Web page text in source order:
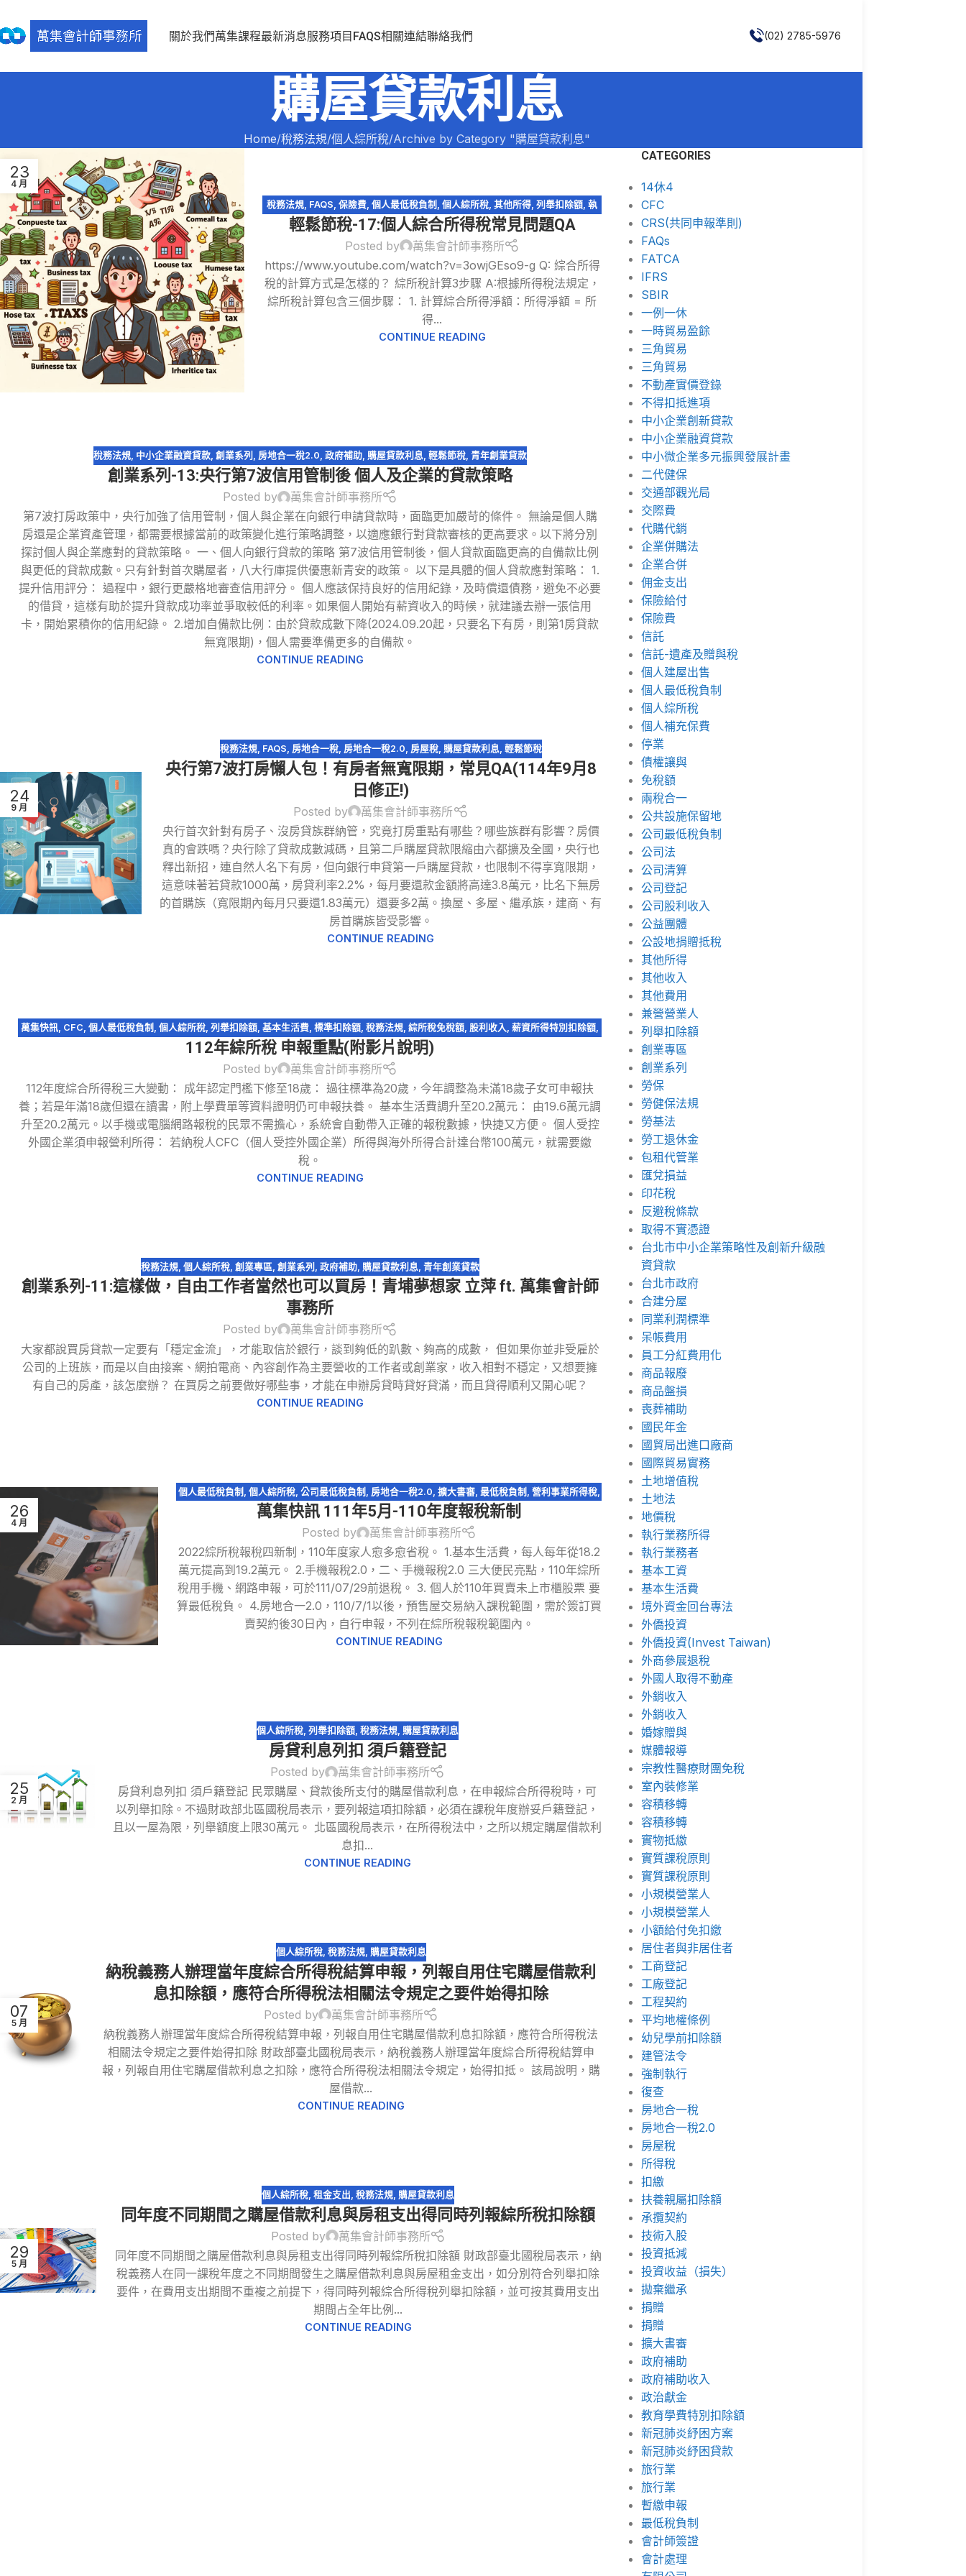
關於我們萬集課程最新消息服務項目 FAQS相關連結聯絡我們 (02) 2785-5976
購屋貸款利息
Home 稅務法規 個人綜所稅 Archive by Category "購屋貸款利息"
23
4 月
稅務法規, FAQS,保險費,個人最低稅負制 ,個人綜所稅,其他所得,列舉扣除額,執
行業務所得,幼兒學前扣除額,扶養親屬扣除額,教育學費特別扣除額,綜所稅免稅
薪資所得 購屋貸款利息, 輕鬆節稅,輕鬆節稅-綜所稅
輕鬆節稅-17:個人綜合所得稅常見問題QA
Posted by
萬集會計師事務所
https://www.youtube.com/watch?v=3owjGEso9-g Q: 綜合所得
稅的計算方式是怎樣的？ 綜所稅計算3步驟 A:根據所得稅法規定，
綜所稅計算包含三個步驟： 1. 計算綜合所得淨額：所得淨額 = 所
得...
CONTINUE READING
24
9 月
稅務法規, 中小企業融資貸款, 創業系列 , 房地合一稅2.0, 政府補助, 購屋貸款利息, 輕鬆節稅, 青年創業貸款
創業系列-13:央行第7波信用管制後 個人及企業的貸款策略
Posted by
萬集會計師事務所
第7波打房政策中，央行加強了信用管制，個人與企業在向銀行申請貸款時，面臨更加嚴苛的條件。 無論是個人購
房還是企業資產管理，都需要根據當前的政策變化進行策略調整，以適應銀行對貸款審核的更高要求。以下將分別
探討個人與企業應對的貸款策略。 一、個人向銀行貸款的策略 第7波信用管制後，個人貸款面臨更高的自備款比例
與更低的貸款成數。只有針對首次購屋者，八大行庫提供優惠新青安的政策。 以下是具體的個人貸款應對策略： 1.
提升信用評分： 過程中，銀行更嚴格地審查信用評分。 個人應該保持良好的信用紀錄，及時償還債務，避免不必要
的借貸，這樣有助於提升貸款成功率並爭取較低的利率。如果個人開始有薪資收入的時候，就建議去辦一張信用
卡，開始累積你的信用紀錄。 2.增加自備款比例：由於貸款成數下降(2024.09.20起，只要名下有房，則第1房貸款
無寬限期)，個人需要準備更多的自備款。
CONTINUE READING
24
9 月
稅務法規, FAQS, 房地合一稅, 房地合一稅2.0, 房屋稅, 購屋貸款利息, 輕鬆節稅
央行第7波打房懶人包！有房者無寬限期，常見QA(114年9月8
日修正!)
Posted by
萬集會計師事務所
央行首次針對有房子、沒房貸族群納管，究竟打房重點有哪些？哪些族群有影響？房價
真的會跌嗎？央行除了貸款成數減碼，且第二戶購屋貸款限縮由六都擴及全國，央行也
釋出新招，連自然人名下有房，但向銀行申貸第一戶購屋貸款，也限制不得享寬限期，
這意味著若貸款1000萬，房貸利率2.2%，每月要還款金額將高達3.8萬元，比名下無房
的首購族（寬限期內每月只要還1.83萬元）還要多2萬。換屋、多屋、繼承族，建商、有
房首購族皆受影響。
CONTINUE READING
13
5 月
萬集快訊 CFC ,個人最低稅負制 ,個人綜所稅 ,列舉扣除額 ,基本生活費 ,標準扣除額 ,稅務法規 ,綜所稅免稅額 股利收入 ,薪資所得特別扣除額
財產交易損益,購屋貸款利息
112年綜所稅 申報重點(附影片說明)
Posted by
萬集會計師事務所
112年度綜合所得稅三大變動： 成年認定門檻下修至18歲： 過往標準為20歲，今年調整為未滿18歲子女可申報扶
養；若是年滿18歲但還在讀書，附上學費單等資料證明仍可申報扶養。 基本生活費調升至20.2萬元： 由19.6萬元調
升至20.2萬元。以手機或電腦網路報稅的民眾不需擔心，系統會自動帶入正確的報稅數據，快捷又方便。 個人受控
外國企業須申報營利所得： 若納稅人CFC（個人受控外國企業）所得與海外所得合計達台幣100萬元，就需要繳
稅。
CONTINUE READING
23
4 月
稅務法規, 個人綜所稅, 創業專區 創業系列 政府補助, 購屋貸款利息 青年創業貸款
創業系列-11:這樣做，自由工作者當然也可以買房！青埔夢想家 立萍 ft. 萬集會計師
事務所
Posted by
萬集會計師事務所
大家都說買房貸款一定要有「穩定金流」，才能取信於銀行，談到夠低的趴數、夠高的成數， 但如果你並非受雇於
公司的上班族，而是以自由接案、網拍電商、內容創作為主要營收的工作者或創業家，收入相對不穩定，又想要擁
有自己的房產，該怎麼辦？ 在買房之前要做好哪些事，才能在申辦房貸時貸好貸滿，而且貸得順利又開心呢？
CONTINUE READING
26
4 月
個人最低稅負制 個人綜所稅, 公司最低稅負制 房地合一稅2.0 擴大書審, 最低稅負制 營利事業所得稅,
稅務法規, 股利收入 ,萬集快訊,購屋貸款利息
萬集快訊 111年5月-110年度報稅新制
Posted by
萬集會計師事務所
2022綜所稅報稅四新制，110年度家人愈多愈省稅。 1.基本生活費，每人每年從18.2
萬元提高到19.2萬元。 2.手機報稅2.0，二、手機報稅2.0 三大便民亮點，110年綜所
稅用手機、網路申報，可於111/07/29前退稅。 3. 個人於110年買賣未上市櫃股票 要
算最低稅負。 4.房地合一2.0，110/7/1以後，預售屋交易納入課稅範圍，需於簽訂買
賣契約後30日內，自行申報，不列在綜所稅報稅範圍內。
CONTINUE READING
25
2 月
個人綜所稅, 列舉扣除額, 稅務法規, 購屋貸款利息
房貸利息列扣 須戶籍登記
Posted by
萬集會計師事務所
房貸利息列扣 須戶籍登記 民眾購屋、貸款後所支付的購屋借款利息，在申報綜合所得稅時，可
以列舉扣除。不過財政部北區國稅局表示，要列報這項扣除額，必須在課稅年度辦妥戶籍登記，
且以一屋為限，列舉額度上限30萬元。 北區國稅局表示，在所得稅法中，之所以規定購屋借款利
息扣...
CONTINUE READING
07
5 月
個人綜所稅, 稅務法規, 購屋貸款利息
納稅義務人辦理當年度綜合所得稅結算申報，列報自用住宅購屋借款利
息扣除額，應符合所得稅法相關法令規定之要件始得扣除
Posted by
萬集會計師事務所
納稅義務人辦理當年度綜合所得稅結算申報，列報自用住宅購屋借款利息扣除額，應符合所得稅法
相關法令規定之要件始得扣除 財政部臺北國稅局表示，納稅義務人辦理當年度綜合所得稅結算申
報，列報自用住宅購屋借款利息之扣除，應符合所得稅法相關法令規定，始得扣抵。 該局說明，購
屋借款...
CONTINUE READING
29
5 月
個人綜所稅 ,租金支出 ,稅務法規 購屋貸款利息
同年度不同期間之購屋借款利息與房租支出得同時列報綜所稅扣除額
Posted by
萬集會計師事務所
同年度不同期間之購屋借款利息與房租支出得同時列報綜所稅扣除額 財政部臺北國稅局表示，納
稅義務人在同一課稅年度之不同期間發生之購屋借款利息與房屋租金支出，如分別符合列舉扣除
要件，在費用支出期間不重複之前提下，得同時列報綜合所得稅列舉扣除額，並可按其費用支出
期間占全年比例...
CONTINUE READING
CATEGORIES
14休4
CFC
CRS(共同申報準則)
FAQs
FATCA
IFRS
SBIR
一例一休
一時貿易盈餘
三角貿易
三角貿易
不動產實價登錄
不得扣抵進項
中小企業創新貸款
中小企業融資貸款
中小微企業多元振興發展計畫
二代健保
交通部觀光局
交際費
代購代銷
企業併購法
企業合併
佣金支出
保險給付
保險費
信託
信託-遺產及贈與稅
個人建屋出售
個人最低稅負制
個人綜所稅
個人補充保費
停業
債權讓與
免稅額
兩稅合一
公共設施保留地
公司最低稅負制
公司法
公司清算
公司登記
公司股利收入
公益團體
公設地捐贈抵稅
其他所得
其他收入
其他費用
兼營營業人
列舉扣除額
創業專區
創業系列
勞保
勞健保法規
勞基法
勞工退休金
包租代管業
匯兌損益
印花稅
反避稅條款
取得不實憑證
台北市中小企業策略性及創新升級融
資貸款
台北市政府
合建分屋
同業利潤標準
呆帳費用
員工分紅費用化
商品報廢
商品盤損
喪葬補助
國民年金
國貿局出進口廠商
國際貿易實務
土地增值稅
土地法
地價稅
執行業務所得
執行業務者
基本工資
基本生活費
境外資金回台專法
外僑投資
外僑投資(Invest Taiwan)
外商參展退稅
外國人取得不動產
外銷收入
外銷收入
婚嫁贈與
媒體報導
宗教性醫療財團免稅
室內裝修業
容積移轉
容積移轉
實物抵繳
實質課稅原則
實質課稅原則
小規模營業人
小規模營業人
小額給付免扣繳
居住者與非居住者
工商登記
工廠登記
工程契約
平均地權條例
幼兒學前扣除額
建管法令
強制執行
復查
房地合一稅
房地合一稅2.0
房屋稅
所得稅
扣繳
扶養親屬扣除額
承攬契約
技術入股
投資抵減
投資收益（損失）
拋棄繼承
捐贈
捐贈
擴大書審
政府補助
政府補助收入
政治獻金
教育學費特別扣除額
新冠肺炎紓困方案
新冠肺炎紓困貸款
旅行業
旅行業
暫繳申報
最低稅負制
會計師簽證
會計處理